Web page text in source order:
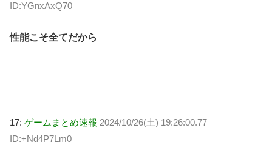
ID:YGnxAxQ70
性能こそ全てだから
17: ゲームまとめ速報 2024/10/26(土) 19:26:00.77
ID:+Nd4P7Lm0